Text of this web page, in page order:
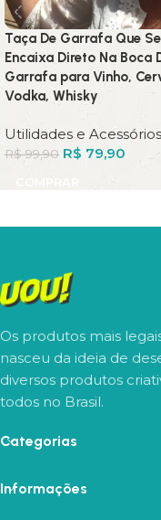
Taça De Garrafa Que Se
Encaixa Direto Na Boca
Garrafa para Vinho,
Vodka, Whisky
Utilidades e Acessórios
R$99,90 R$ 79,90
COMPRAR
Os produtos mais
nasceu da ideia de
diversos produtos
todos no Brasil.
Categorias
Informações